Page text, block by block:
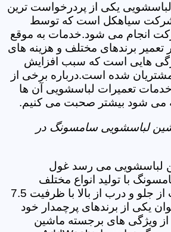
یکی از پردرخواست ترین
سیاهکل است که توسط
انجام می شود.خدمات به موقع
برندهای مختلف و هزینه های
هایی است که سبب افزایش
شده است.درباره برخی از
تعمیرات لباسشویی آن ها
می شود بیشتر صحبت می کنیم.
لباسشویی سامسونگ در
لباسشویی می رسد غول
با تولید انواع مختلف
لباسشویی های درب از جلو و درب از بالا با ظرفیت 7.5
عنوان یکی از برندهای پرچمدار خود
ویژگی های برجسته ماشین